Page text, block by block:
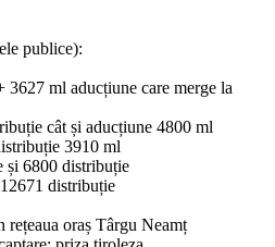
publice):
ml aducțiune care merge la
cât și aducțiune 4800 ml
3910 ml
și 6800 distribuție
distribuție
rețeaua oraș Târgu Neamț